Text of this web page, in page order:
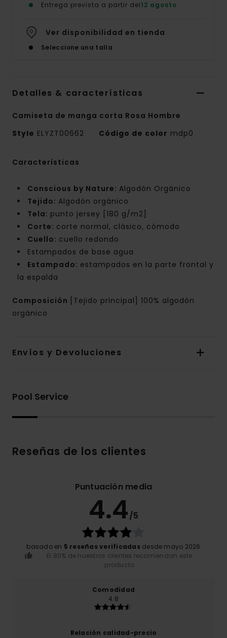
Entrega prevista a partir del12 agosto
Ver disponibilidad en tienda
Seleccione una talla
Detalles & características
Camiseta de manga corta Rosa Hombre
Style ELYZT00662 Código de color mdp0
Características
Conscious by Nature: Algodón Orgánico
Tejido: Algodón orgánico
Tela: punto jersey [180 g/m2]
Corte: corte normal, clásico, cómodo
Cuello: cuello redondo
Estampados de base agua
Estampado: estampados en la parte frontal y
la espalda
Composición
[Tejido principal] 100% algodón
orgánico
Envíos y Devoluciones
Pool Service
Reseñas de los clientes
Puntuación media
4.4/5
basado en 5 reseñas verificadas desde mayo 2026
El 80% de nuestros clientes recomiendan este
producto
Comodidad
4.8
Relación calidad-precio